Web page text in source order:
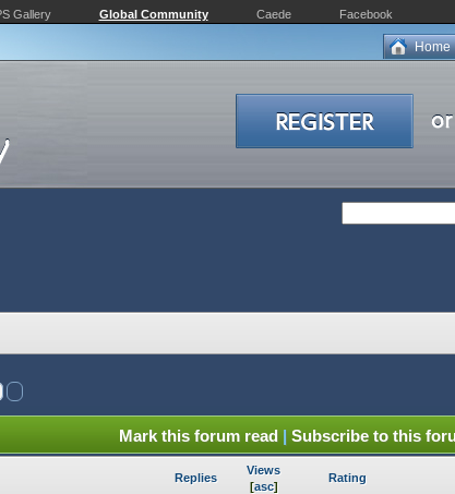
Gallery Global Community Caede Facebook
Home
Mark this forum read | Subscribe to this
Replies
Views
[asc]
Rating